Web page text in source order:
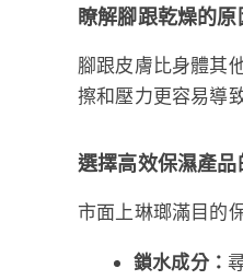
瞭解腳跟乾燥的原
腳跟皮膚比身體其
擦和壓力更容易導
選擇高效保濕產品
市面上琳瑯滿目的
鎖水成分：